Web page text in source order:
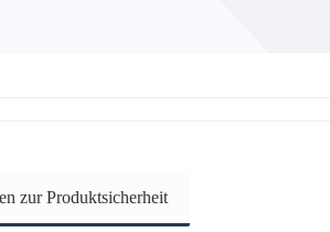
zur Produktsicherheit